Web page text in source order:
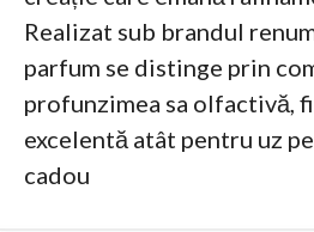
Realizat sub brandul
parfum se distinge prin
profunzimea sa olfactivă,
excelentă atât pentru uz
cadou